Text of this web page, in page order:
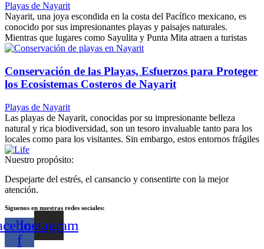
Playas de Nayarit
Nayarit, una joya escondida en la costa del Pacífico mexicano, es
conocido por sus impresionantes playas y paisajes naturales.
Mientras que lugares como Sayulita y Punta Mita atraen a turistas
Conservación de las Playas, Esfuerzos para Proteger
los Ecosistemas Costeros de Nayarit
Playas de Nayarit
Las playas de Nayarit, conocidas por su impresionante belleza
natural y rica biodiversidad, son un tesoro invaluable tanto para los
locales como para los visitantes. Sin embargo, estos entornos frágiles
Nuestro propósito:
Despejarte del estrés, el cansancio y consentirte con la mejor
atención.
Siguenos en nuestras redes sociales:
f
Instagram